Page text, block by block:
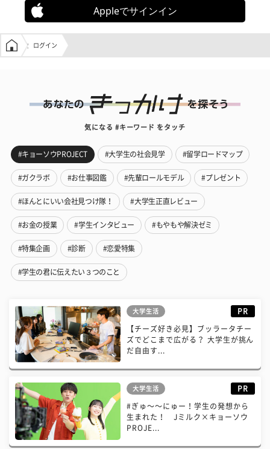
Appleでサインイン
学生の窓口トップ
ログイン
気になる #キーワード をタッチ
#キョーソウPROJECT #大学生の社会見学 #留学ロードマップ
#ガクラボ #お仕事図鑑 #先輩ロールモデル #プレゼント
#ほんとにいい会社見つけ隊！ #大学生正直レビュー
#お金の授業 #学生インタビュー #もやもや解決ゼミ
#特集企画 #診断 #恋愛特集
#学生の君に伝えたい３つのこと
大学生活 PR
【チーズ好き必見】ブッラータチー
ズでどこまで広がる？ 大学生が挑ん
だ自由す...
大学生活 PR
#ぎゅ〜〜にゅー！学生の発想から
生まれた！ Jミルク×キョーソウ
PROJE...